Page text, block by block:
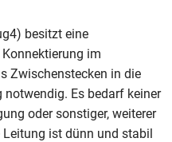
besitzt eine
im
Zwischenstecken in die
Es bedarf keiner
oder sonstiger, weiterer
Leitung ist dünn und stabil